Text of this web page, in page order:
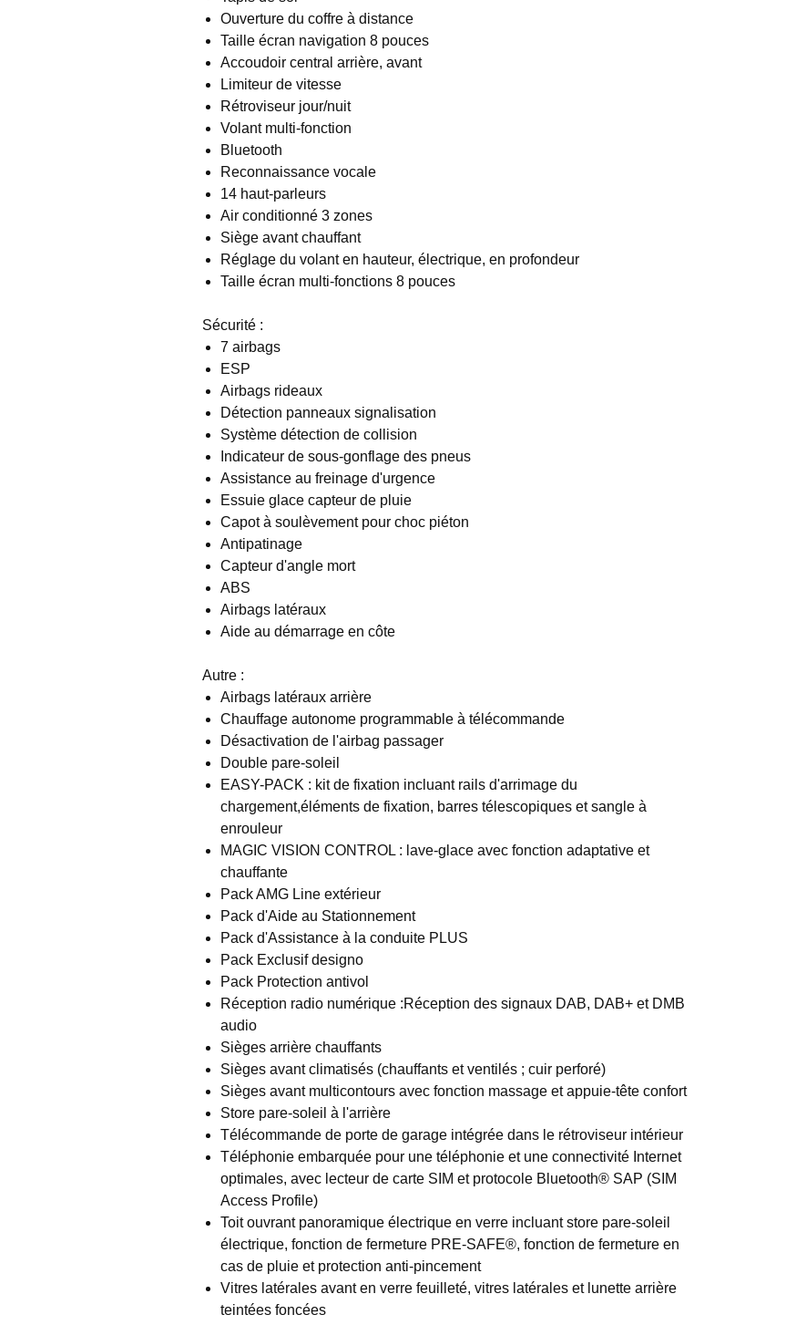
Ouverture du coffre à distance
Taille écran navigation 8 pouces
Accoudoir central arrière, avant
Limiteur de vitesse
Rétroviseur jour/nuit
Volant multi-fonction
Bluetooth
Reconnaissance vocale
14 haut-parleurs
Air conditionné 3 zones
Siège avant chauffant
Réglage du volant en hauteur, électrique, en profondeur
Taille écran multi-fonctions 8 pouces
Sécurité :
7 airbags
ESP
Airbags rideaux
Détection panneaux signalisation
Système détection de collision
Indicateur de sous-gonflage des pneus
Assistance au freinage d'urgence
Essuie glace capteur de pluie
Capot à soulèvement pour choc piéton
Antipatinage
Capteur d'angle mort
ABS
Airbags latéraux
Aide au démarrage en côte
Autre :
Airbags latéraux arrière
Chauffage autonome programmable à télécommande
Désactivation de l'airbag passager
Double pare-soleil
EASY-PACK : kit de fixation incluant rails d'arrimage du
chargement,éléments de fixation, barres télescopiques et sangle à
enrouleur
MAGIC VISION CONTROL : lave-glace avec fonction adaptative et
chauffante
Pack AMG Line extérieur
Pack d'Aide au Stationnement
Pack d'Assistance à la conduite PLUS
Pack Exclusif designo
Pack Protection antivol
Réception radio numérique :Réception des signaux DAB, DAB+ et DMB
audio
Sièges arrière chauffants
Sièges avant climatisés (chauffants et ventilés ; cuir perforé)
Sièges avant multicontours avec fonction massage et appuie-tête confort
Store pare-soleil à l'arrière
Télécommande de porte de garage intégrée dans le rétroviseur intérieur
Téléphonie embarquée pour une téléphonie et une connectivité Internet
optimales, avec lecteur de carte SIM et protocole Bluetooth® SAP (SIM
Access Profile)
Toit ouvrant panoramique électrique en verre incluant store pare-soleil
électrique, fonction de fermeture PRE-SAFE®, fonction de fermeture en
cas de pluie et protection anti-pincement
Vitres latérales avant en verre feuilleté, vitres latérales et lunette arrière
teintées foncées